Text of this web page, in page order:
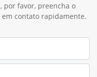
por favor, preencha o
contato rapidamente.